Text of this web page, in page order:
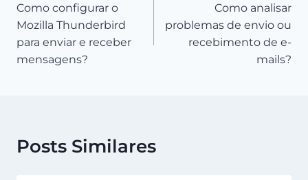
de
Post
Como configurar o
Mozilla Thunderbird
para enviar e receber
mensagens?
Como analisar
problemas de envio ou
recebimento de e-
mails?
Posts Similares